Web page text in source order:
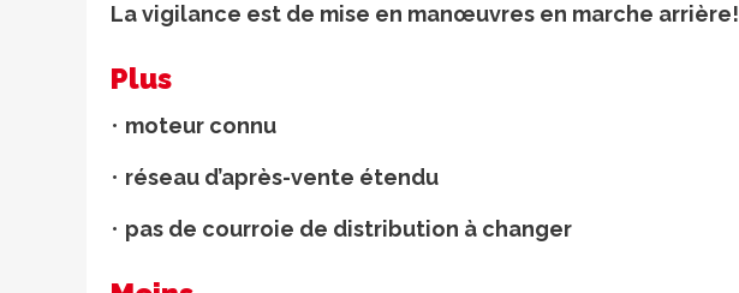
La vigilance est de mise en manœuvres en marche arrière!
Plus
• moteur connu
• réseau d’après-vente étendu
• pas de courroie de distribution à changer